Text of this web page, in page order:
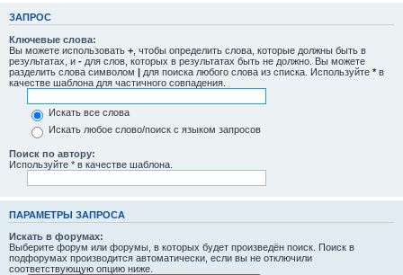
ЗАПРОС
Ключевые слова:
Вы можете использовать + , чтобы определить слова, которые должны быть в
результатах, и - для слов, которых в результатах быть не должно. Вы можете
разделить слова символом | для поиска любого слова из списка. Используйте * в
качестве шаблона для частичного совпадения.
Искать все слова
Искать любое слово/поиск с языком запросов
Поиск по автору:
Используйте * в качестве шаблона.
ПАРАМЕТРЫ ЗАПРОСА
Искать в форумах:
Выберите форум или форумы, в которых будет произведён поиск. Поиск в
подфорумах производится автоматически, если вы не отключили
соответствующую опцию ниже.